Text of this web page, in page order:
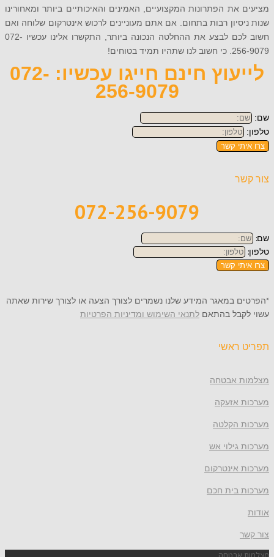
את הפתרונות המקצועיים, האמינים והאיכותיים ביותר ומאחורינו
רבות בתחום. אם אתם מעוניינים לרכוש אינטרקום שלוחה ואם
חשוב לכם לבצע את ההחלטה הנכונה ביותר, התקשרו אלינו עכשיו 072-
בטוחים!
לייעוץ חינם חייגו עכשיו: 072-
256-9079
קשר
072-256-9079
קשר
במאגר המידע שלנו נשמרים לצורך הצעה או לצורך שירות שאתה
בהתאם לתנאי השימוש ומדיניות הפרטיות
ראשי
אבטחה
אזעקה
הקלטה
אש
אינטרקום
בית חכם